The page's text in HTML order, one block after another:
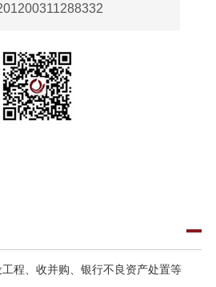
程、收并购、银行不良资产处置等